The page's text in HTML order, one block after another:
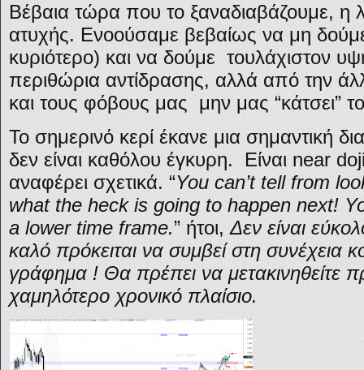
Βέβαια τώρα που το ξαναδιαβάζουμε, η
ατυχής. Ενοούσαμε βεβαίως να μη
κυριότερο) και να δούμε τουλάχιστον
περιθώρια αντίδρασης, αλλά από την
και τους φόβους μας μην μας “κάτσει”
Το σημερινό κερί έκανε μια σημαντική
δεν είναι καθόλου έγκυρη. Είναι near
αναφέρει σχετικά. “You can’t tell from
what the heck is going to happen next!
a lower time frame.” ήτοι,Δεν είναι
καλό πρόκειται να συμβεί στη συνέχεια
γράφημα ! Θα πρέπει να μετακινηθείτε
χαμηλότερο χρονικό πλαίσιο.